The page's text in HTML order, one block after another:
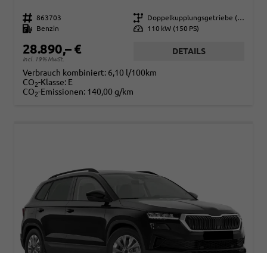
Fahrzeugnr. 863703 Getriebe
Doppelkupplungsgetriebe (DSG)
Kraftstoff
Benzin Leistung 110 kW (150 PS)
28.890,– €
incl. 19% MwSt.
DETAILS
Verbrauch kombiniert: 6,10 l/100km
CO2-Klasse: E
CO2-Emissionen: 140,00 g/km